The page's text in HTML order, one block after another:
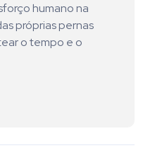
humano na
próprias pernas
o tempo e o